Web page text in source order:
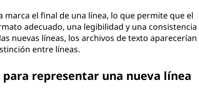
marca el final de una línea, lo que permite que el
adecuado, una legibilidad y una consistencia
nuevas líneas, los archivos de texto aparecerían
entre líneas.
representar una nueva línea